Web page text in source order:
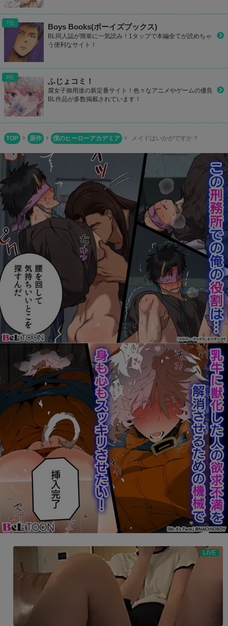
Boys Books(ボーイズブックス)
BL同人誌が簡単に一気読み！1タップで本編全てが読めちゃ
う便利なサイト！
ふじょコミ！
腐女子御用達の新定番サイト！色々なアニメやゲームの優良
BL作品が多数掲載されています！
TOP 原作 僕のヒーローアカデミア メイドはいかがですか？